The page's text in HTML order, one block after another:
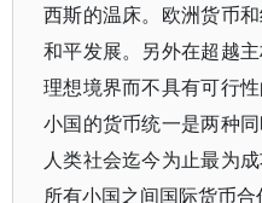
西斯的温床。欧洲货币
和平发展。另外在超越
理想境界而不具有可行
小国的货币统一是两种
人类社会迄今为止最为
所有小国之间国际货币合